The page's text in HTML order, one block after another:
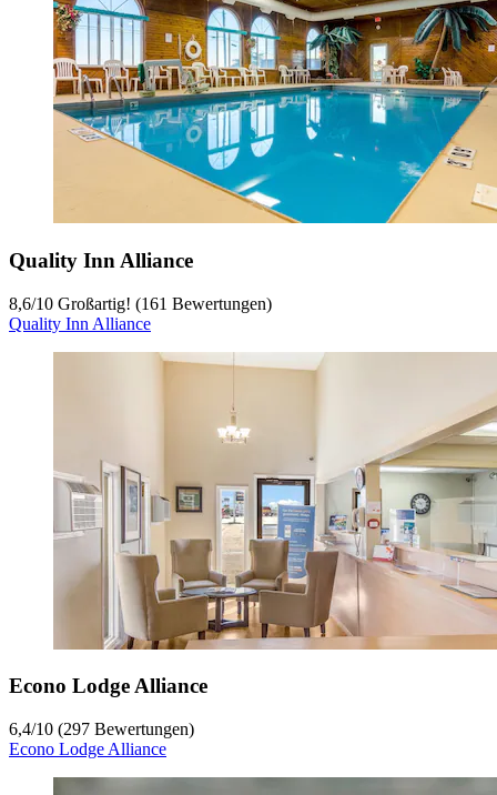
Quality Inn Alliance
8,6/10 Großartig! (161 Bewertungen)
Quality Inn Alliance
Econo Lodge Alliance
6,4/10 (297 Bewertungen)
Econo Lodge Alliance